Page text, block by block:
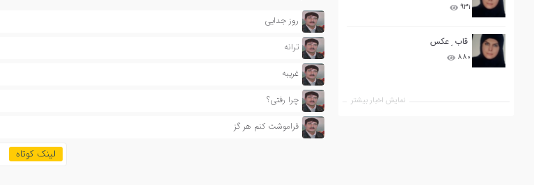
۹۳۱
قاب ِ عکس
۸۸۰
نمایش اخبار بیشتر
روز جدایی
ترانه
غریبه
چرا رفتی؟
فراموشت کنم هر گز